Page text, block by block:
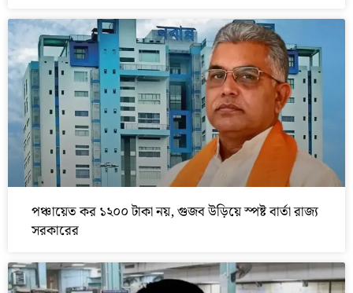
পঞ্চায়েত কর ১২০০ টাকা নয়, গুজব উড়িয়ে স্পষ্ট বার্তা রাজ্য
সরকারের